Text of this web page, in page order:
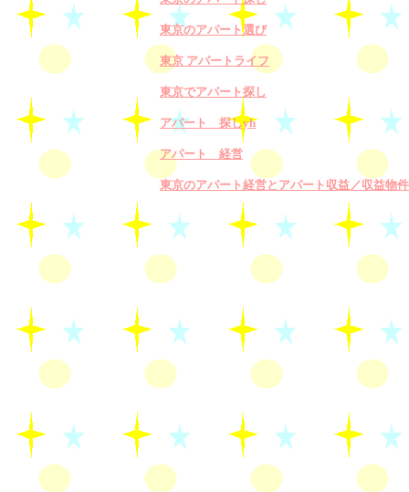
東京のアパート選び
東京 アパートライフ
東京でアパート探し
アパート 探しyh
アパート 経営
東京のアパート経営とアパート収益／収益物件